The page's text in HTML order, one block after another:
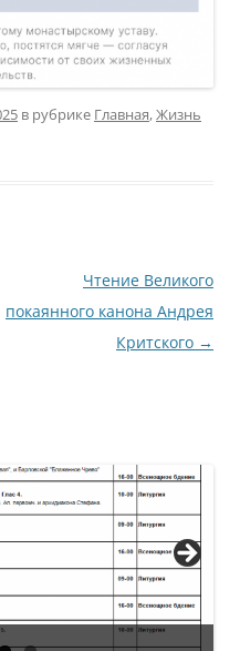
в рубрике Главная,Жизнь
Чтение Великого
покаянного канона Андрея
Критского →